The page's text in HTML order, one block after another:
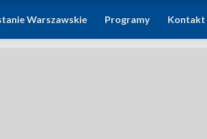
Warszawskie Programy Kontakt